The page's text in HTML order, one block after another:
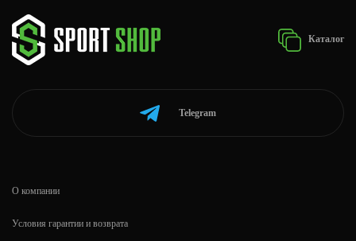
Каталог
Telegram
О компании
Условия гарантии и возврата